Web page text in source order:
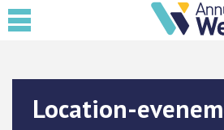
Location-